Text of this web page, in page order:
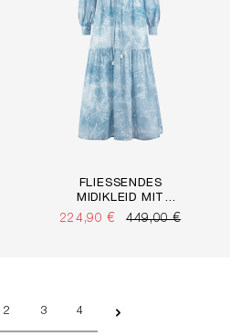
FLIESSENDES M
IDIKLEID MIT A
LLOVER PRINT
224,90 € 449,00 €
Seite
2 Seite
3 Seite
4